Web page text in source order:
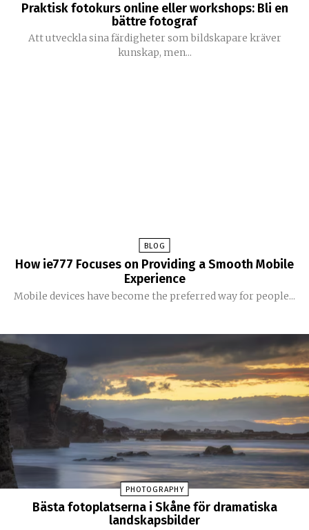
Praktisk fotokurs online eller workshops: Bli en
bättre fotograf
Att utveckla sina färdigheter som bildskapare kräver
kunskap, men...
BLOG
How ie777 Focuses on Providing a Smooth Mobile
Experience
Mobile devices have become the preferred way for people...
PHOTOGRAPHY
Bästa fotoplatserna i Skåne för dramatiska
landskapsbilder